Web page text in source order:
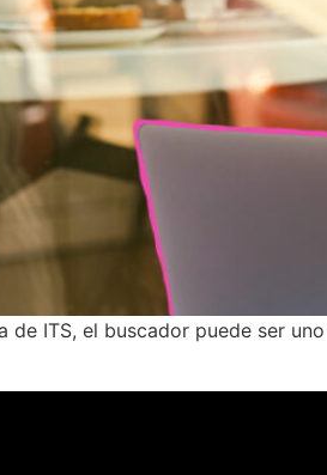
de ITS, el buscador puede ser